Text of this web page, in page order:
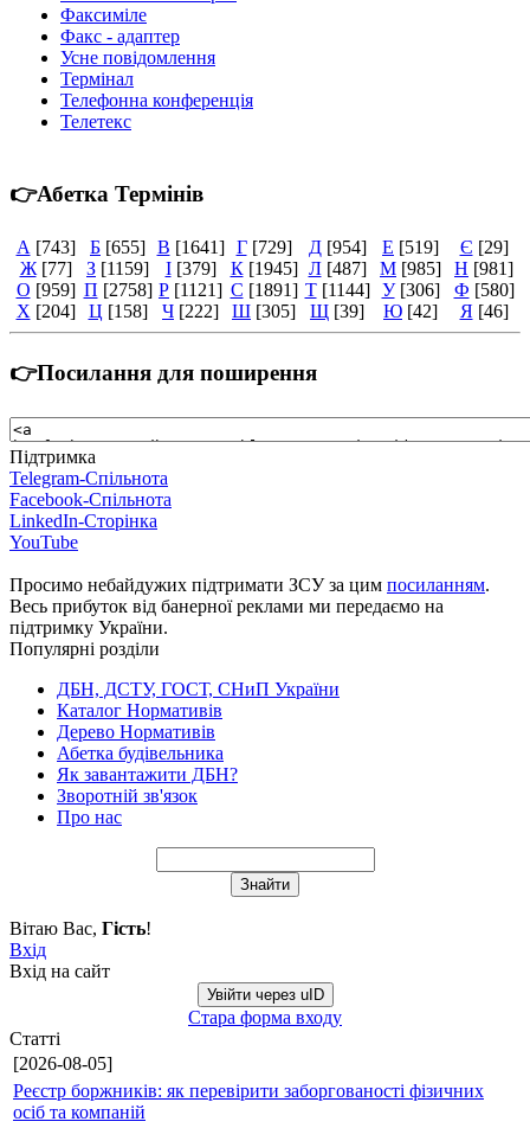
Факсиміле
Факс - адаптер
Усне повідомлення
Термінал
Телефонна конференція
Телетекс
👉Абетка Термінів
А [743] Б [655] В [1641] Г [729] Д [954] Е [519] Є [29]
Ж [77] З [1159] І [379] К [1945] Л [487] М [985] Н [981]
О [959] П [2758] Р [1121] С [1891] Т [1144] У [306] Ф [580]
Х [204] Ц [158] Ч [222] Ш [305] Щ [39] Ю [42] Я [46]
👉Посилання для поширення
Підтримка
Telegram-Спільнота
Facebook-Спільнота
LinkedIn-Сторінка
YouTube
Просимо небайдужих підтримати ЗСУ за цим посиланням.
Весь прибуток від банерної реклами ми передаємо на
підтримку України.
Популярні розділи
ДБН, ДСТУ, ГОСТ, СНиП України
Каталог Нормативів
Дерево Нормативів
Абетка будівельника
Як завантажити ДБН?
Зворотній зв'язок
Про нас
Вітаю Вас, Гість!
Вхід
Вхід на сайт
Увійти через uID
Стара форма входу
Статті
[2026-08-05]
Реєстр боржників: як перевірити заборгованості фізичних
осіб та компаній